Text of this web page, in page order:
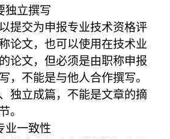
独立撰写
提交为申报专业技术资格评
论文，也可以使用在技术业
论文，但必须是由职称申报
，不能是与他人合作撰写。
独立成篇，不能是文章的摘
。
业一致性